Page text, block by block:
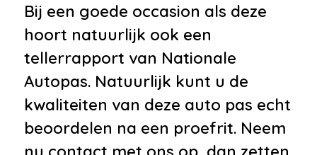
•Anti doorSlip Regeling
•Brake Assist System
•Elektronisch Stabiliteits
Programma
•Vierwielaandrijving
•Achteruitrijcamera
Bij een goede occasion als deze
hoort natuurlijk ook een
tellerrapport van Nationale
Autopas. Natuurlijk kunt u de
kwaliteiten van deze auto pas echt
beoordelen na een proefrit. Neem